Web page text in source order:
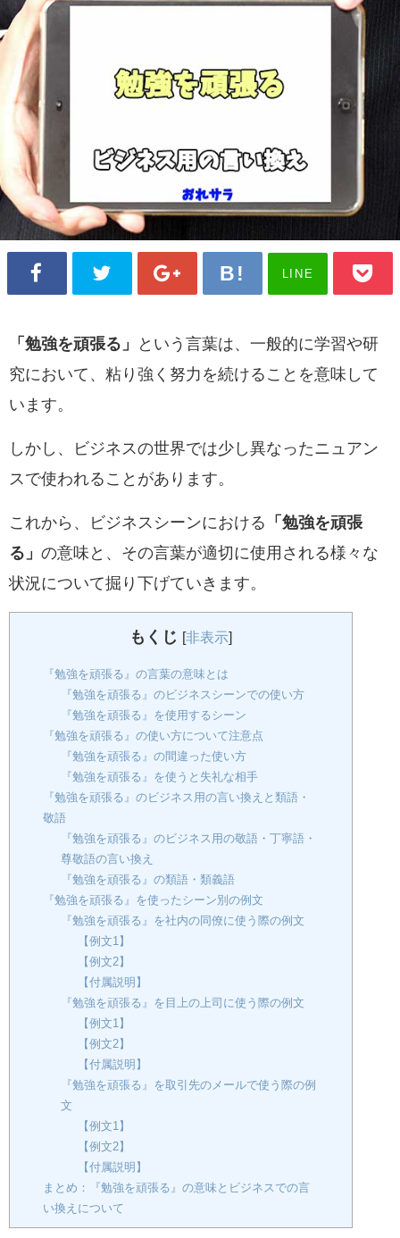
LINE
「勉強を頑張る」
という言葉は、一般的に学習や研
究において、粘り強く努力を続けることを意味して
います。
しかし、ビジネスの世界では少し異なったニュアン
スで使われることがあります。
これから、ビジネスシーンにおける
「勉強を頑張
る」 の意味と、その言葉が適切に使用される様々な
状況について掘り下げていきます。
もくじ [非表示]
『勉強を頑張る』の言葉の意味とは
『勉強を頑張る』のビジネスシーンでの使い方
『勉強を頑張る』を使用するシーン
『勉強を頑張る』の使い方について注意点
『勉強を頑張る』の間違った使い方
『勉強を頑張る』を使うと失礼な相手
『勉強を頑張る』のビジネス用の言い換えと類語・
敬語
『勉強を頑張る』のビジネス用の敬語・丁寧語・
尊敬語の言い換え
『勉強を頑張る』の類語・類義語
『勉強を頑張る』を使ったシーン別の例文
『勉強を頑張る』を社内の同僚に使う際の例文
【例文1】
【例文2】
【付属説明】
『勉強を頑張る』を目上の上司に使う際の例文
【例文1】
【例文2】
【付属説明】
『勉強を頑張る』を取引先のメールで使う際の例
文
【例文1】
【例文2】
【付属説明】
まとめ：『勉強を頑張る』の意味とビジネスでの言
い換えについて